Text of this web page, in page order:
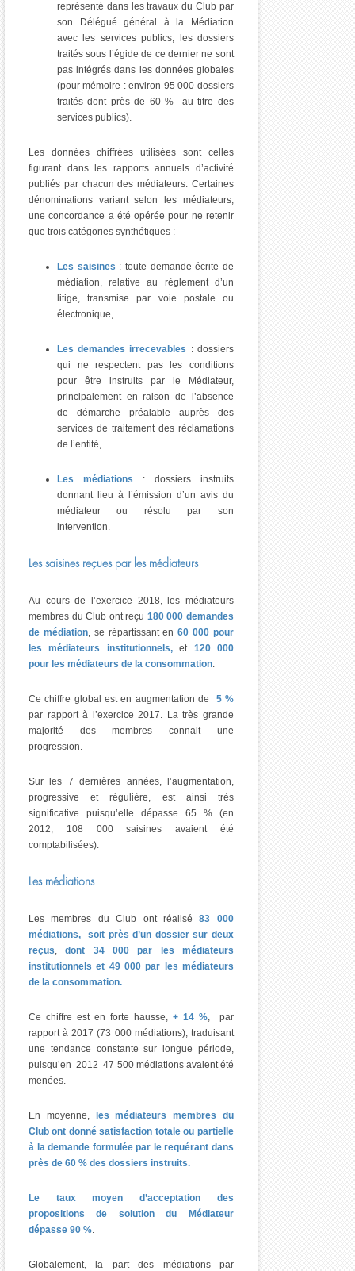
représenté dans les travaux du Club par
son Délégué général à la Médiation
avec les services publics, les dossiers
traités sous l’égide de ce dernier ne sont
pas intégrés dans les données globales
(pour mémoire : environ 95 000 dossiers
traités dont près de 60 % au titre des
services publics).
Les données chiffrées utilisées sont celles
figurant dans les rapports annuels d’activité
publiés par chacun des médiateurs. Certaines
dénominations variant selon les médiateurs,
une concordance a été opérée pour ne retenir
que trois catégories synthétiques :
Les saisines : toute demande écrite de
médiation, relative au règlement d’un
litige, transmise par voie postale ou
électronique,
Les demandes irrecevables : dossiers
qui ne respectent pas les conditions
pour être instruits par le Médiateur,
principalement en raison de l’absence
de démarche préalable auprès des
services de traitement des réclamations
de l’entité,
Les médiations : dossiers instruits
donnant lieu à l’émission d’un avis du
médiateur ou résolu par son
intervention.
Les saisines reçues par les médiateurs
Au cours de l’exercice 2018, les médiateurs
membres du Club ont reçu 180 000 demandes
de médiation, se répartissant en60 000 pour
les médiateurs institutionnels,et120 000
pour les médiateurs de la consommation.
Ce chiffre global est en augmentation de
5 %
par rapport à l’exercice 2017. La très grande
majorité des membres connait une
progression.
Sur les 7 dernières années, l’augmentation,
progressive et régulière, est ainsi très
significative puisqu’elle dépasse 65 % (en
2012, 108 000 saisines avaient été
comptabilisées).
Les médiations
Les membres du Club ont réalisé83 000
médiations,
soit près d’un dossier sur deux
reçus, dont 34 000 par les médiateurs
institutionnels et 49 000 par les médiateurs
de la consommation.
Ce chiffre est en forte hausse, + 14 %, par
rapport à 2017 (73 000 médiations), traduisant
une tendance constante sur longue période,
puisqu’en 2012 47 500 médiations avaient été
menées.
En moyenne,
les médiateurs membres du
Club ont donné satisfaction totale ou partielle
à la demande formulée par le requérant dans
près de 60 % des dossiers instruits.
Le taux moyen d’acceptation des
propositions de solution du Médiateur
dépasse 90 %.
Globalement, la part des médiations par